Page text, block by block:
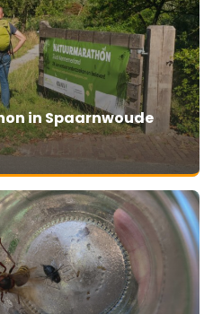
in Spaarnwoude